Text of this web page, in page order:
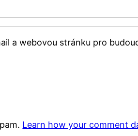
a webovou stránku pro
Learn how your comment